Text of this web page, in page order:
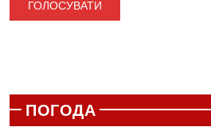
ПОГОДА